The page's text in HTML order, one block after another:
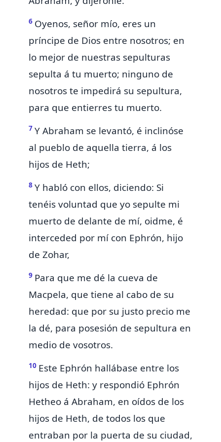
6 Oyenos, señor mío, eres un
príncipe de Dios entre nosotros; en
lo mejor de nuestras sepulturas
sepulta á tu muerto; ninguno de
nosotros te impedirá su sepultura,
para que entierres tu muerto.
7 Y Abraham se levantó, é inclinóse
al pueblo de aquella tierra, á los
hijos de Heth;
8 Y habló con ellos, diciendo: Si
tenéis voluntad que yo sepulte mi
muerto de delante de mí, oidme, é
interceded por mí con Ephrón, hijo
de Zohar,
9 Para que me dé la cueva de
Macpela, que tiene al cabo de su
heredad: que por su justo precio me
la dé, para posesión de sepultura en
medio de vosotros.
10 Este Ephrón hallábase entre los
hijos de Heth: y respondió Ephrón
Hetheo á Abraham, en oídos de los
hijos de Heth, de todos los que
entraban por la puerta de su ciudad,